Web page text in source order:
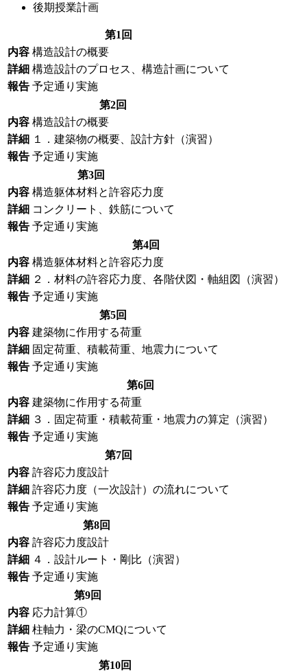
後期授業計画
第1回
内容 構造設計の概要
詳細 構造設計のプロセス、構造計画について
報告 予定通り実施
第2回
内容 構造設計の概要
詳細 １．建築物の概要、設計方針（演習）
報告 予定通り実施
第3回
内容 構造躯体材料と許容応力度
詳細 コンクリート、鉄筋について
報告 予定通り実施
第4回
内容 構造躯体材料と許容応力度
詳細 ２．材料の許容応力度、各階伏図・軸組図（演習）
報告 予定通り実施
第5回
内容 建築物に作用する荷重
詳細 固定荷重、積載荷重、地震力について
報告 予定通り実施
第6回
内容 建築物に作用する荷重
詳細 ３．固定荷重・積載荷重・地震力の算定（演習）
報告 予定通り実施
第7回
内容 許容応力度設計
詳細 許容応力度（一次設計）の流れについて
報告 予定通り実施
第8回
内容 許容応力度設計
詳細 ４．設計ルート・剛比（演習）
報告 予定通り実施
第9回
内容 応力計算①
詳細 柱軸力・梁のCMQについて
報告 予定通り実施
第10回